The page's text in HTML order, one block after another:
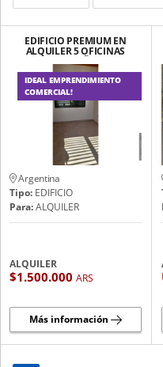
EDIFICIO PREMIUM EN
ALQUILER 5 OFICINAS
AMPLIAS 2BAÑOS,SALA
DE REUNIÓN
IDEAL EMPRENDIMIENTO
COMERCIAL!
Argentina
Tipo: EDIFICIO
Para:ALQUILER
ALQUILER
$1.500.000 ARS
Más información